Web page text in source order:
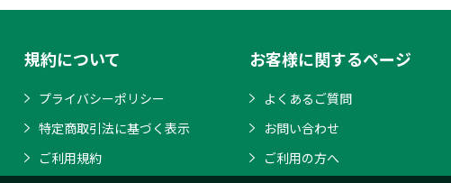
規約について
プライバシーポリシー
特定商取引法に基づく表示
ご利用規約
お客様に関するページ
よくあるご質問
お問い合わせ
ご利用の方へ